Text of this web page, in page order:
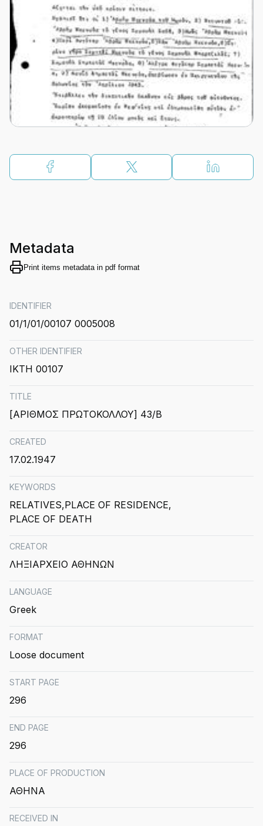
Metadata
Print items metadata in pdf format
IDENTIFIER
01/1/01/00107 0005008
OTHER IDENTIFIER
ΙΚΤΗ 00107
TITLE
[ΑΡΙΘΜΟΣ ΠΡΩΤΟΚΟΛΛΟΥ] 43/Β
CREATED
17.02.1947
KEYWORDS
RELATIVES PLACE OF RESIDENCE
PLACE OF DEATH
CREATOR
ΛΗΞΙΑΡΧΕΙΟ ΑΘΗΝΩΝ
LANGUAGE
Greek
FORMAT
Loose document
START PAGE
296
END PAGE
296
PLACE OF PRODUCTION
ΑΘΗΝΑ
RECEIVED IN